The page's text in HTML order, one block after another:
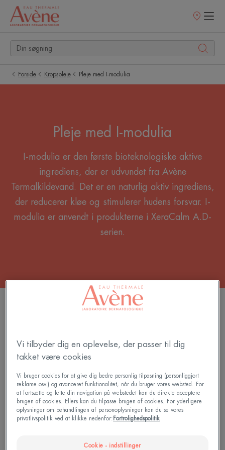
Salgssteder
Forside Kropspleje Pleje med I-modulia
Pleje med I-modulia
I-modulia er den første bioteknologiske aktive
ingrediens, der er udvundet fra Avène
Termalkildevand. Det er en naturlig aktiv ingrediens,
der reducerer kløe og stimulerer hudens forsvar. I-
modulia er anvendt i produkterne i XeraCalm A.D-
serien.
FILTRER PRODUKTER
7 resultater "Pleje med I-modulia"
XERACALM
AD
Balm
AD
Cream
|
Vi tilbyder dig en oplevelse, der passer til dig
takket være cookies
Vi bruger cookies for at give dig bedre personlig tilpasning (personliggjort
reklame osv.) og avanceret funktionalitet, når du bruger vores websted. For
at fortsætte og lette din navigation på webstedet kan du direkte acceptere
brugen af cookies. Ellers kan du tilpasse brugen af cookies. For yderligere
oplysninger om behandlingen af personoplysninger kan du se vores
privatlivspolitik ved at klikke nedenfor: Fortrolighedspolitik
Cookie - indstillinger